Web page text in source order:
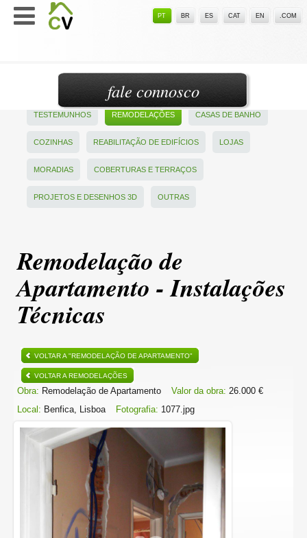
PT BR ES CAT EN .COM
TESTEMUNHOS REMODELAÇÕES CASAS DE BANHO
COZINHAS REABILITAÇÃO DE EDIFÍCIOS LOJAS
MORADIAS COBERTURAS E TERRAÇOS
PROJETOS E DESENHOS 3D OUTRAS
Remodelação de
Apartamento - Instalações
Técnicas
VOLTAR A "REMODELAÇÃO DE APARTAMENTO"
VOLTAR A REMODELAÇÕES
Obra: Remodelação de Apartamento Valor da obra: 26.000 €
Local: Benfica, Lisboa Fotografia: 1077.jpg
fale connosco